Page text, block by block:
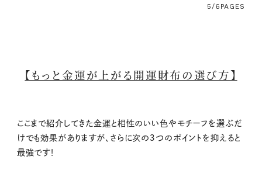
5/6 PAGES
【もっと金運が上がる開運財布の選び方】
ここまで紹介してきた金運と相性のいい色やモチーフを選ぶだ
けでも効果がありますが、さらに次の３つのポイントを抑えると
最強です！